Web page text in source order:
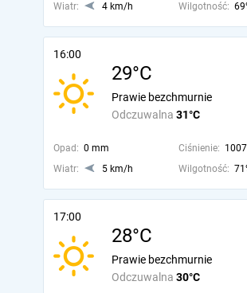
Wiatr:
4 km/h Wilgotność:
16:00
29°C
Odczuwalna 31°C
Prawie bezchmurnie
Opad: 0 mm Ciśnienie:
Wiatr:
5 km/h Wilgotność:
17:00
28°C
Odczuwalna 30°C
Prawie bezchmurnie